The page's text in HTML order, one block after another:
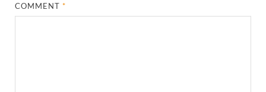
COMMENT*